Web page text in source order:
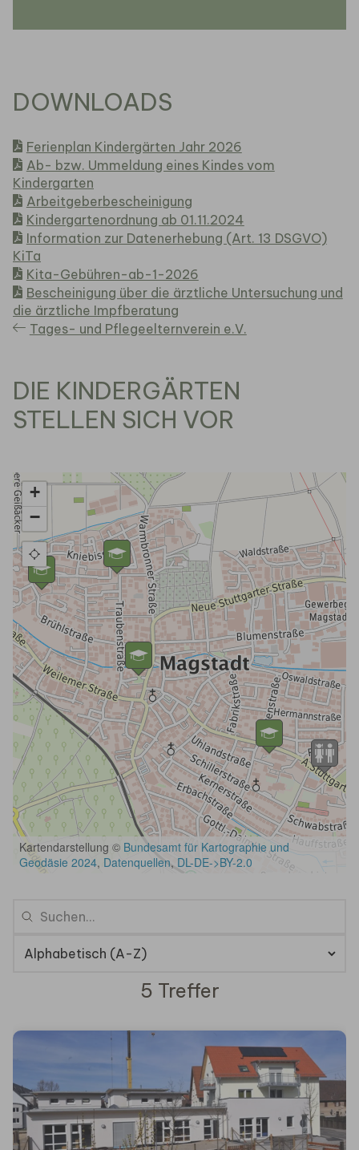
DOWNLOADS
Ferienplan Kindergärten Jahr 2026
Ab- bzw. Ummeldung eines Kindes vom
Kindergarten
Arbeitgeberbescheinigung
Kindergartenordnung ab 01.11.2024
Information zur Datenerhebung (Art. 13 DSGVO)
KiTa
Kita-Gebühren-ab-1-2026
Bescheinigung über die ärztliche Untersuchung und
die ärztliche Impfberatung
Tages- und Pflegeelternverein e.V.
DIE KINDERGÄRTEN
STELLEN SICH VOR
5 Treffer